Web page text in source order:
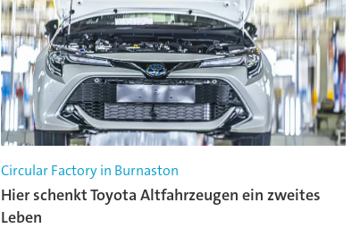
Circular Factory in Burnaston
Hier schenkt Toyota Altfahrzeugen ein zweites
Leben